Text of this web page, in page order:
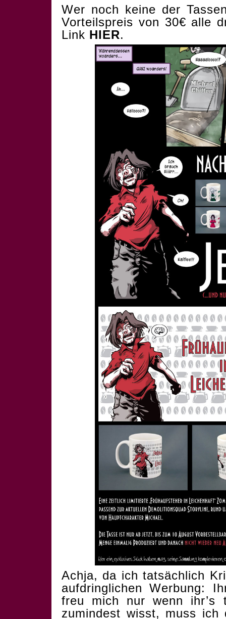
Wer noch keine der
Vorteilspreis von 30€ alle
Link HIER.
Achja, da ich tatsächlich
aufdringlichen Werbung:
freu mich nur wenn
zumindest wisst, muss